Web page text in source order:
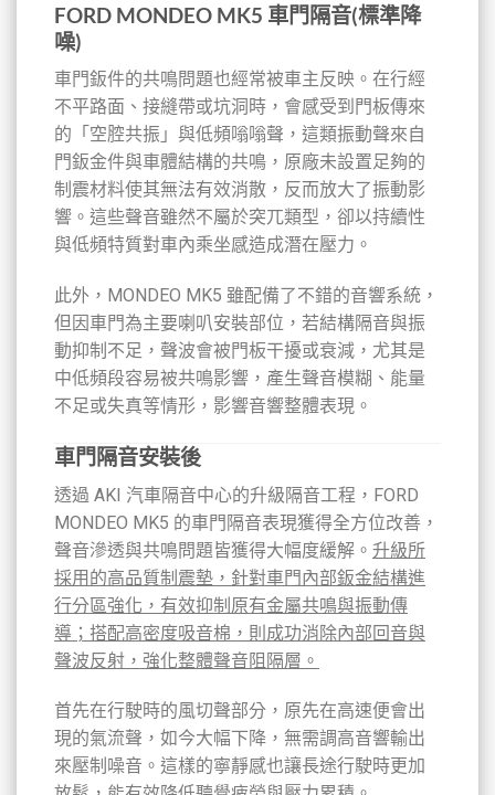
FORD MONDEO MK5 車門隔音(標準降
噪)
車門鈑件的共鳴問題也經常被車主反映。在行經
不平路面、接縫帶或坑洞時，會感受到門板傳來
的「空腔共振」與低頻嗡嗡聲，這類振動聲來自
門鈑金件與車體結構的共鳴，原廠未設置足夠的
制震材料使其無法有效消散，反而放大了振動影
響。這些聲音雖然不屬於突兀類型，卻以持續性
與低頻特質對車內乘坐感造成潛在壓力。
此外，MONDEO MK5 雖配備了不錯的音響系統，
但因車門為主要喇叭安裝部位，若結構隔音與振
動抑制不足，聲波會被門板干擾或衰減，尤其是
中低頻段容易被共鳴影響，產生聲音模糊、能量
不足或失真等情形，影響音響整體表現。
車門隔音安裝後
透過 AKI 汽車隔音中心的升級隔音工程，FORD
MONDEO MK5 的車門隔音表現獲得全方位改善，
聲音滲透與共鳴問題皆獲得大幅度緩解。 升級所
採用的高品質制震墊，針對車門內部鈑金結構進
行分區強化，有效抑制原有金屬共鳴與振動傳
導；搭配高密度吸音棉，則成功消除內部回音與
聲波反射，強化整體聲音阻隔層。
首先在行駛時的風切聲部分，原先在高速便會出
現的氣流聲，如今大幅下降，無需調高音響輸出
來壓制噪音。這樣的寧靜感也讓長途行駛時更加